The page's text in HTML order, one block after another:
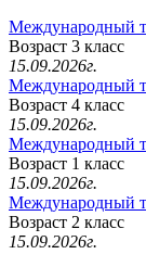
Международный
Возраст 3 класс
15.09.2026г.
Международный
Возраст 4 класс
15.09.2026г.
Международный
Возраст 1 класс
15.09.2026г.
Международный
Возраст 2 класс
15.09.2026г.